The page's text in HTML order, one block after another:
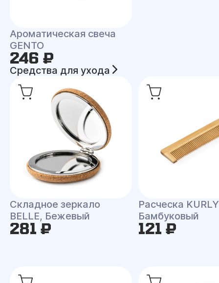
Ароматическая свеча
GENTO
246 ₽
Средства для ухода
Складное зеркало
BELLE, Бежевый
281 ₽
Расческа
Бамбуковый
121 ₽